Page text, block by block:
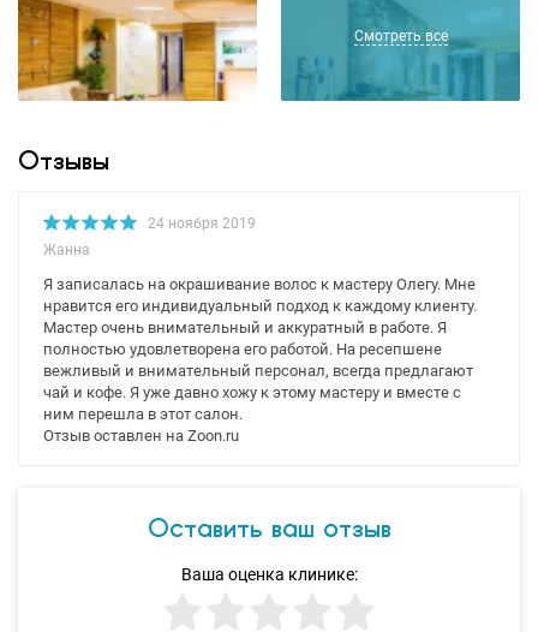
Смотреть все
Отзывы
24 ноября 2019
Жанна
Я записалась на окрашивание волос к мастеру Олегу. Мне
нравится его индивидуальный подход к каждому клиенту.
Мастер очень внимательный и аккуратный в работе. Я
полностью удовлетворена его работой. На ресепшене
вежливый и внимательный персонал, всегда предлагают
чай и кофе. Я уже давно хожу к этому мастеру и вместе с
ним перешла в этот салон.
Отзыв оставлен на Zoon.ru
Оставить ваш отзыв
Ваша оценка клинике: